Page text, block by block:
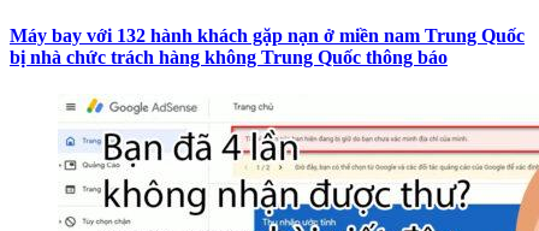
Máy bay với 132 hành khách gặp nạn ở miền nam Trung Quốc
bị nhà chức trách hàng không Trung Quốc thông báo